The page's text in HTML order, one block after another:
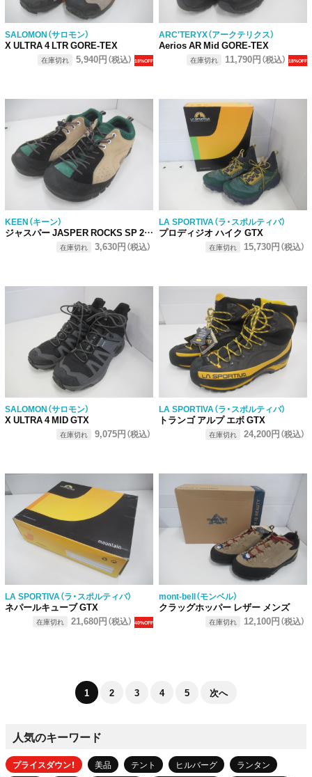
SALOMON（サロモン）
X ULTRA 4 LTR GORE-TEX
在庫切れ 5,940円（税込） 18%OFF
ARC'TERYX（アークテリクス）
Aerios AR Mid GORE-TEX
在庫切れ 11,790円（税込） 18%OFF
KEEN（キーン）
ジャスパー JASPER ROCKS SP 28.0cm
在庫切れ 3,630円（税込）
LA SPORTIVA（ラ・スポルティバ）
プロディジオ ハイク GTX
在庫切れ 15,730円（税込）
SALOMON（サロモン）
X ULTRA 4 MID GTX
在庫切れ 9,075円（税込）
LA SPORTIVA（ラ・スポルティバ）
トランゴ アルプ エボ GTX
在庫切れ 24,200円（税込）
LA SPORTIVA（ラ・スポルティバ）
ネパールキューブ GTX
在庫切れ 21,680円（税込） 40%OFF
mont-bell（モンベル）
クラッグホッパー レザー メンズ
在庫切れ 12,100円（税込）
1 2 3 4 5 次へ
人気のキーワード
プライスダウン！ 美品 テント ヒルバーグ
ランタン